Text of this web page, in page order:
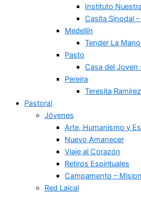
Instituto
Casita Sinodal
Medellín
Tender La
Pasto
Casa del Joven
Pereira
Teresita
Pastoral
Jóvenes
Arte, Humanismo y
Nuevo Amanecer
Viaje al Corazón
Retiros Espirituales
Campamento –
Red Laical